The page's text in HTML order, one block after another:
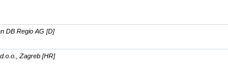
DB Regio AG [D]
Zagreb [HR]